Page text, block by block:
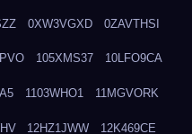
0XW3VGXD 0ZAVTHSI
105XMS37 10LFO9CA
1103WHO1 11MGVORK
12HZ1JWW 12K469CE